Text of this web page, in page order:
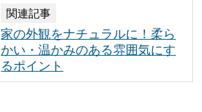
関連記事
家の外観をナチュラルに！柔ら
かい・温かみのある雰囲気にす
るポイント